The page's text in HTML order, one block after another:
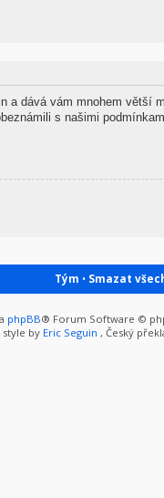
a dává vám mnohem větší
s našimi
Tým • Smazat
phpBB® Forum Software ©
by Eric Seguin , Český